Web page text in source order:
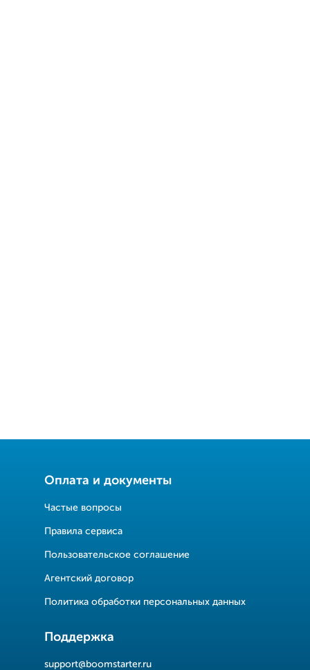
Оплата и документы
Частые вопросы
Правила сервиса
Пользовательское соглашение
Агентский договор
Политика обработки персональных данных
Поддержка
support@boomstarter.ru